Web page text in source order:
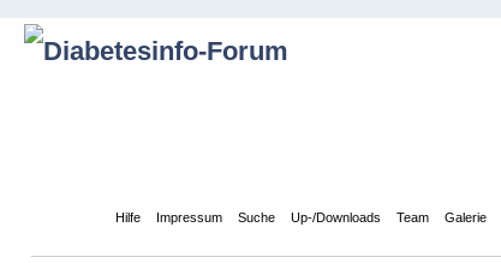
Hilfe Impressum Suche Up-/Downloads Team Galerie